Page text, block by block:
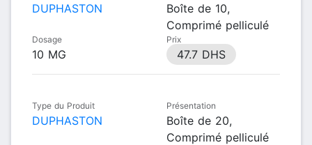
DUPHASTON
Boîte de 10,
Comprimé pelliculé
Dosage
10 MG
Prix
47.7 DHS
Type du Produit
DUPHASTON
Présentation
Boîte de 20,
Comprimé pelliculé